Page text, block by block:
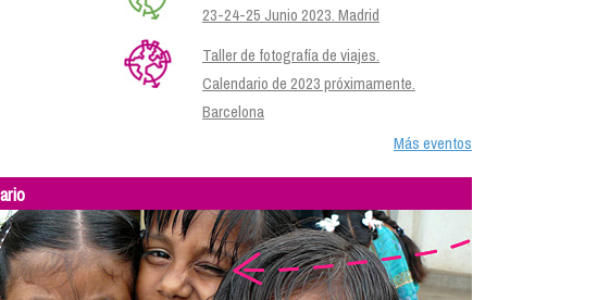
23-24-25 Junio 2023. Madrid
Taller de fotografía de viajes.
Calendario de 2023 próximamente.
Barcelona
Más eventos